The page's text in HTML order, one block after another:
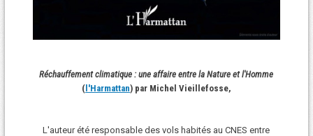
Réchauffement climatique : une affaire entre la Nature et l'Homme
(l'Harmattan) par Michel Vieillefosse,
L'auteur été responsable des vols habités au CNES entre